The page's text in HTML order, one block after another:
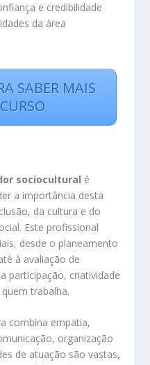
e credibilidade
da área
SABER MAIS
sociocultural é
a importância desta
da cultura e do
Este profissional
desde o planeamento
à avaliação de
participação, criatividade
trabalha.
combina empatia,
organização
de atuação são vastas,